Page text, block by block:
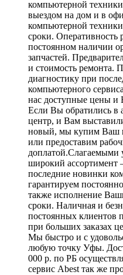
компьютерной
выездом на дом и в
компьютерной
сроки. Оперативность
постоянном наличии
запчастей.
и стоимость
диагностику при
компьютерного
нас доступные цены и
Если Вы обратились в
центр, и Вам
новый, мы купим Ваш
или предоставим
доплатой.Слагаемыми
широкий
последние новинки
гарантируем
также исполнение
сроки. Наличная и
постоянных клиентов
при больших заказах
Мы быстро и с
любую точку Уфы.
000 р. по РБ
сервис Abest так же